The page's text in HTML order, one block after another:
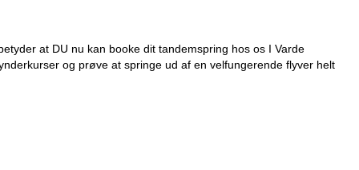
at DU nu kan booke dit tandemspring hos os I Varde
og prøve at springe ud af en velfungerende flyver helt